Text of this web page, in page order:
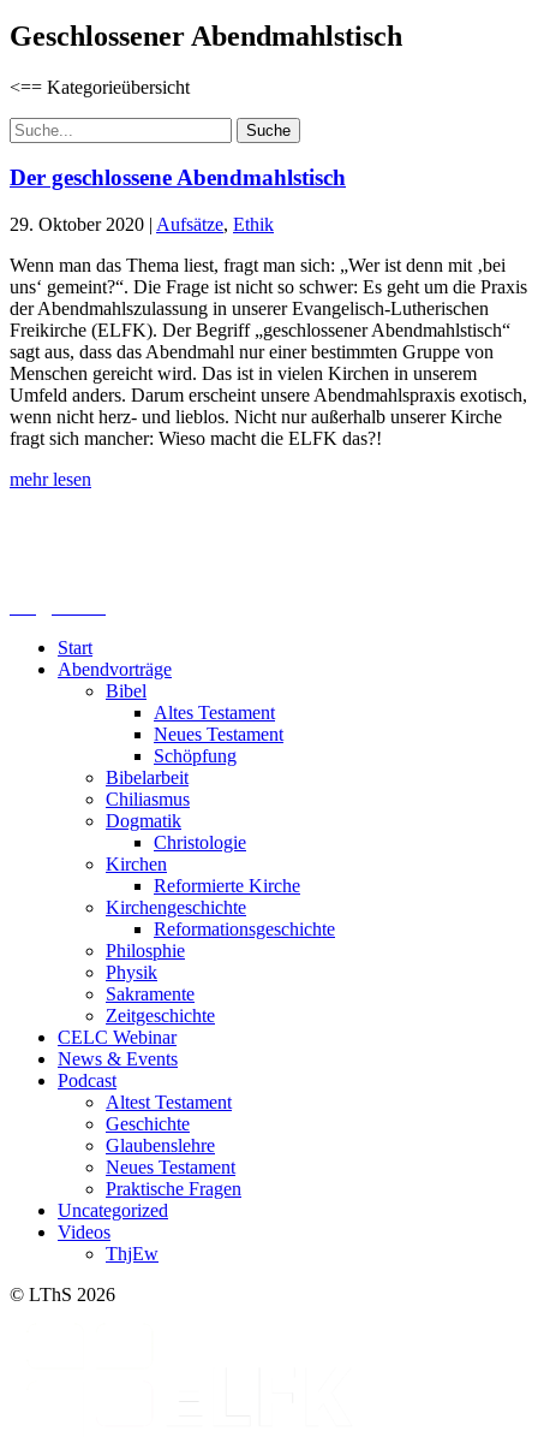
Geschlossener Abendmahlstisch
<== Kategorieübersicht
Suchen
nach:
Der geschlossene Abendmahlstisch
29. Oktober 2020 | Aufsätze, Ethik
Wenn man das Thema liest, fragt man sich: „Wer ist denn mit ‚bei
uns‘ gemeint?“. Die Frage ist nicht so schwer: Es geht um die Praxis
der Abendmahlszulassung in unserer Evangelisch-Lutherischen
Freikirche (ELFK). Der Begriff „geschlossener Abendmahlstisch“
sagt aus, dass das Abendmahl nur einer bestimmten Gruppe von
Menschen gereicht wird. Das ist in vielen Kirchen in unserem
Umfeld anders. Darum erscheint unsere Abendmahlspraxis exotisch,
wenn nicht herz- und lieblos. Nicht nur außerhalb unserer Kirche
fragt sich mancher: Wieso macht die ELFK das?!
mehr lesen
Start
Abendvorträge
Bibel
Altes Testament
Neues Testament
Schöpfung
Bibelarbeit
Chiliasmus
Dogmatik
Christologie
Kirchen
Reformierte Kirche
Kirchengeschichte
Reformationsgeschichte
Philosphie
Physik
Sakramente
Zeitgeschichte
CELC Webinar
News & Events
Podcast
Altest Testament
Geschichte
Glaubenslehre
Neues Testament
Praktische Fragen
Uncategorized
Videos
ThjEw
© LThS 2026